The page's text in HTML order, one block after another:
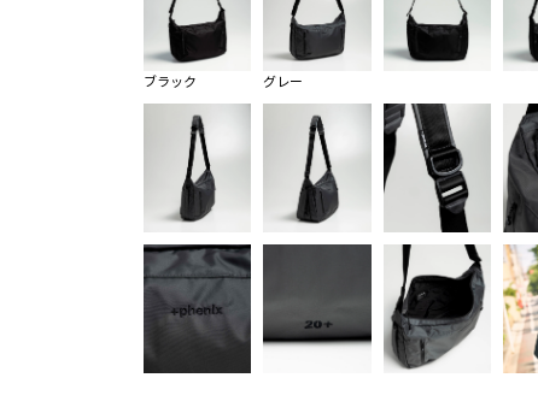
ブラック グレー